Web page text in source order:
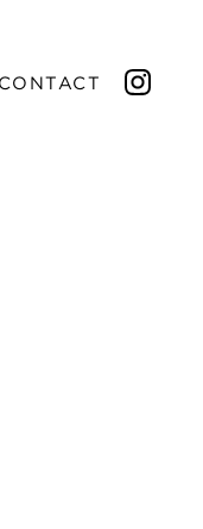
CONTACT